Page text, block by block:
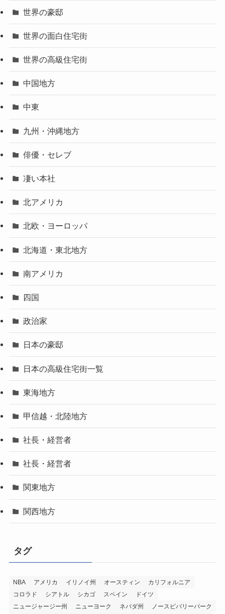
世界の豪邸
世界の面白住宅街
世界の高級住宅街
中国地方
中東
九州・沖縄地方
俳優・セレブ
凄い本社
北アメリカ
北欧・ヨーロッパ
北海道・東北地方
南アメリカ
四国
政治家
日本の豪邸
日本の高級住宅街一覧
東海地方
甲信越・北陸地方
社長・経営者
社長・経営者
関東地方
関西地方
タグ
NBA アメリカ イリノイ州 オースティン
カリフォルニア
コロラド
シアトル シカゴ スペイン
ドイツ
ニュージャージー州
ニューヨーク ネバダ州 ノースビバリーパーク